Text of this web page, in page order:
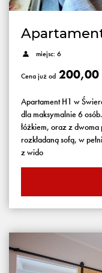
miejsc: 6
Cena już od 200,00
Apartament H1 w
dla maksymalnie 6
łóżkiem, oraz z
rozkładaną sofą, w
z wido